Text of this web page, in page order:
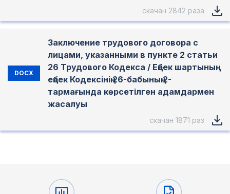
скачан 2842 раза
DOCX
Заключение трудового договора с
лицами, указанными в пункте 2 статьи
26 Трудового Кодекса / Еңбек шартының
еңбек Кодексінiң 26-бабының 2-
тармағында көрсетілген адамдармен
жасалуы
скачан 1871 раз